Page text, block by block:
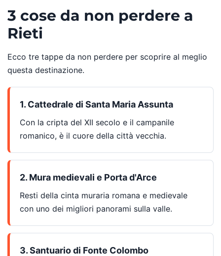
3 cose da non perdere a
Rieti
Ecco tre tappe da non perdere per scoprire al meglio
questa destinazione.
1. Cattedrale di Santa Maria Assunta
Con la cripta del XII secolo e il campanile
romanico, è il cuore della città vecchia.
2. Mura medievali e Porta d'Arce
Resti della cinta muraria romana e medievale
con uno dei migliori panorami sulla valle.
3. Santuario di Fonte Colombo